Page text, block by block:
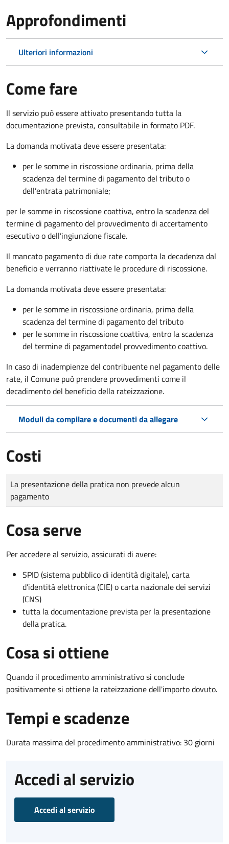
Approfondimenti
Ulteriori informazioni
Come fare
Il servizio può essere attivato presentando tutta la
documentazione prevista, consultabile in formato PDF.
La domanda motivata deve essere presentata:
per le somme in riscossione ordinaria, prima della
scadenza del termine di pagamento del tributo o
dell’entrata patrimoniale;
per le somme in riscossione coattiva, entro la scadenza del
termine di pagamento del provvedimento di accertamento
esecutivo o dell’ingiunzione fiscale.
Il mancato pagamento di due rate comporta la decadenza dal
beneficio e verranno riattivate le procedure di riscossione.
La domanda motivata deve essere presentata:
per le somme in riscossione ordinaria, prima della
scadenza del termine di pagamento del tributo
per le somme in riscossione coattiva, entro la scadenza
del termine di pagamentodel provvedimento coattivo.
In caso di inadempienze del contribuente nel pagamento delle
rate, il Comune può prendere provvedimenti come il
decadimentodel beneficio della rateizzazione.
Moduli da compilare e documenti da allegare
Costi
Tipo di pagamento
Importo
La presentazione della pratica non prevede alcun
pagamento
Cosa serve
Per accedere al servizio, assicurati di avere:
SPID (sistema pubblico di identità digitale), carta
d’identità elettronica (CIE) o carta nazionale dei servizi
(CNS)
tutta la documentazione prevista per la presentazione
della pratica.
Cosa si ottiene
Quando il procedimento amministrativo si conclude
positivamente si ottiene la rateizzazione dell'importo dovuto.
Tempi e scadenze
Durata massima del procedimento amministrativo: 30 giorni
Accedi al servizio
Accedi al servizio